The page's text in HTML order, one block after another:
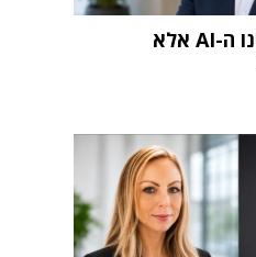
"האתגר הגדול אינו ה-AI אלא